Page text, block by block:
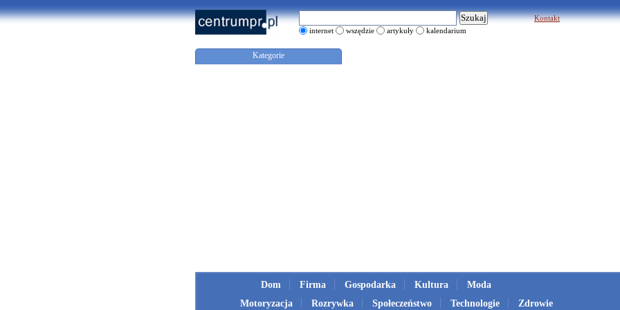
internet wszędzie artykuły kalendarium
Kontakt
Kategorie
Dom Firma Gospodarka Kultura
Moda
Motoryzacja
Rozrywka Społeczeństwo Technologie Zdrowie